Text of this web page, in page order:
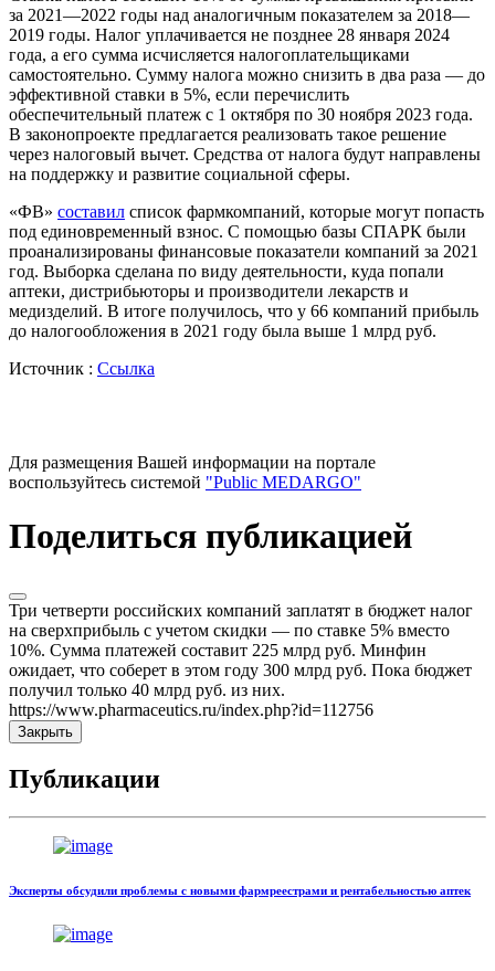
за 2021—2022 годы над аналогичным показателем за 2018—
2019 годы. Налог уплачивается не позднее 28 января 2024
года, а его сумма исчисляется налогоплательщиками
самостоятельно. Сумму налога можно снизить в два раза — до
эффективной ставки в 5%, если перечислить
обеспечительный платеж с 1 октября по 30 ноября 2023 года.
В законопроекте предлагается реализовать такое решение
через налоговый вычет. Средства от налога будут направлены
на поддержку и развитие социальной сферы.
«ФВ» составил список фармкомпаний, которые могут попасть
под единовременный взнос. С помощью базы СПАРК были
проанализированы финансовые показатели компаний за 2021
год. Выборка сделана по виду деятельности, куда попали
аптеки, дистрибьюторы и производители лекарств и
медизделий. В итоге получилось, что у 66 компаний прибыль
до налогообложения в 2021 году была выше 1 млрд руб.
Источник : Ссылка
Для размещения Вашей информации на портале
воспользуйтесь системой "Public MEDARGO"
Поделиться публикацией
Три четверти российских компаний заплатят в бюджет налог
на сверхприбыль с учетом скидки — по ставке 5% вместо
10%. Сумма платежей составит 225 млрд руб. Минфин
ожидает, что соберет в этом году 300 млрд руб. Пока бюджет
получил только 40 млрд руб. из них.
https://www.pharmaceutics.ru/index.php?id=112756
Закрыть
Публикации
Эксперты обсудили проблемы с новыми фармреестрами и рентабельностью аптек